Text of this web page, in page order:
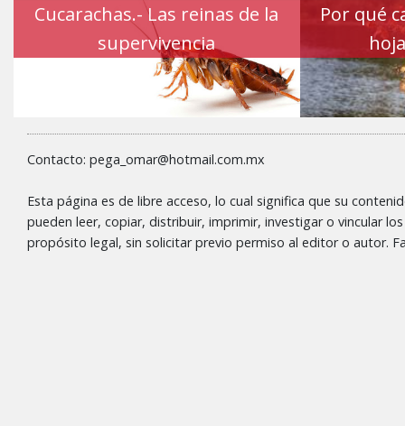
Cucarachas.- Las reinas de la
supervivencia
Por qué
Contacto: pega_omar@hotmail.com.mx
Esta página es de libre acceso, lo cual significa que su
pueden leer, copiar, distribuir, imprimir, investigar o vincular
propósito legal, sin solicitar previo permiso al editor o autor.